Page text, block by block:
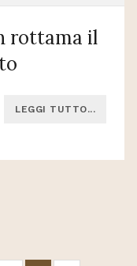
rottama il
LEGGI TUTTO...